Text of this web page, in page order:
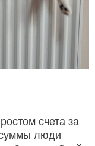
счета за
люди